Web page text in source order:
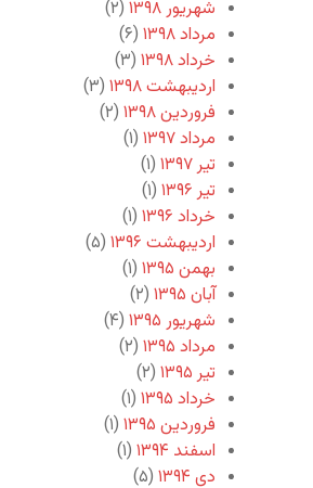
شهریور ۱۳۹۸
(۲)
مرداد ۱۳۹۸
(۶)
خرداد ۱۳۹۸
(۳)
اردیبهشت ۱۳۹۸
(۳)
فروردین ۱۳۹۸
(۲)
مرداد ۱۳۹۷
(۱)
تیر ۱۳۹۷
(۱)
تیر ۱۳۹۶
(۱)
خرداد ۱۳۹۶
(۱)
اردیبهشت ۱۳۹۶
(۵)
بهمن ۱۳۹۵
(۱)
آبان ۱۳۹۵
(۲)
شهریور ۱۳۹۵
(۴)
مرداد ۱۳۹۵
(۲)
تیر ۱۳۹۵
(۲)
خرداد ۱۳۹۵
(۱)
فروردین ۱۳۹۵
(۱)
اسفند ۱۳۹۴
(۱)
دی ۱۳۹۴
(۵)